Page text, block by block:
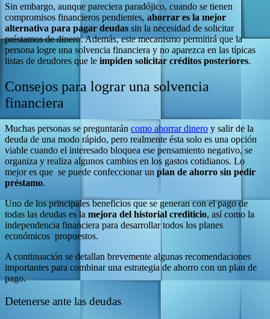
Sin embargo, aunque pareciera paradójico, cuando se tienen
compromisos financieros pendientes, ahorrar es la mejor
alternativa para pagar deudas sin la necesidad de solicitar
préstamos de dinero. Además, este mecanismo permitirá que la
persona logre una solvencia financiera y no aparezca en las típicas
listas de deudores que le impiden solicitar créditos posteriores.
Consejos para lograr una solvencia
financiera
Muchas personas se preguntarán como ahorrar dinero y salir de la
deuda de una modo rápido, pero realmente ésta solo es una opción
viable cuando el interesado bloquea ese pensamiento negativo, se
organiza y realiza algunos cambios en los gastos cotidianos. Lo
mejor es que se puede confeccionar un plan de ahorro sin pedir
préstamo.
Uno de los principales beneficios que se generan con el pago de
todas las deudas es la mejora del historial crediticio, así como la
independencia financiera para desarrollar todos los planes
económicos propuestos.
A continuación se detallan brevemente algunas recomendaciones
importantes para combinar una estrategia de ahorro con un plan de
pago.
Detenerse ante las deudas